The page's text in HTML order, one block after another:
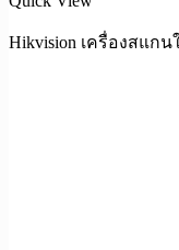
Hikvision เครื่องสแก